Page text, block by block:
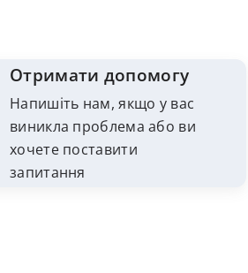
Отримати допомогу
Напишіть нам, якщо у вас
виникла проблема або ви
хочете поставити
запитання